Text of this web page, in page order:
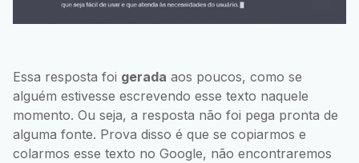
Essa resposta foi gerada aos poucos, como se
alguém estivesse escrevendo esse texto naquele
momento. Ou seja, a resposta não foi pega pronta de
alguma fonte. Prova disso é que se copiarmos e
colarmos esse texto no Google, não encontraremos